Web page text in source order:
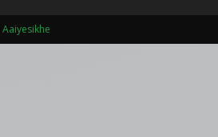
Aaiyesikhe